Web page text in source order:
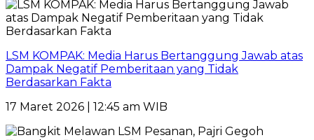
LSM KOMPAK: Media Harus Bertanggung Jawab atas
Dampak Negatif Pemberitaan yang Tidak
Berdasarkan Fakta
17 Maret 2026 | 12:45 am WIB